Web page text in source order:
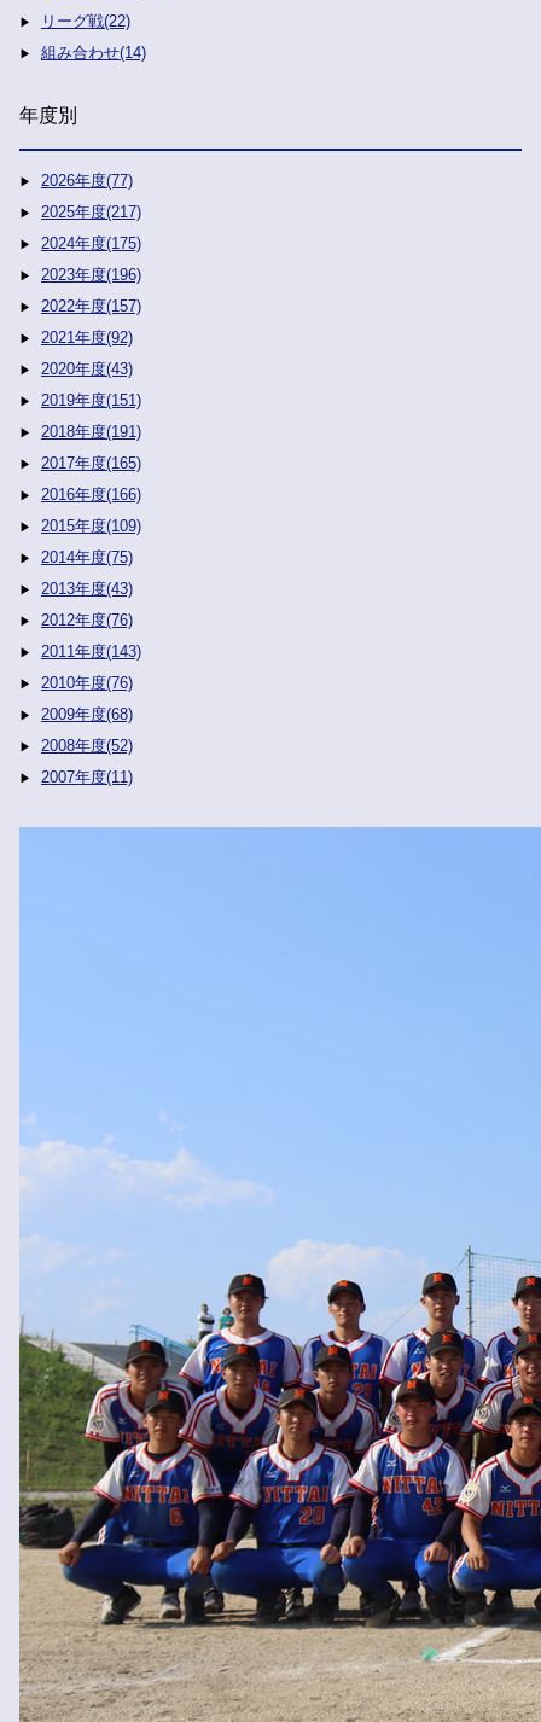
リーグ戦(22)
組み合わせ(14)
年度別
2026年度(77)
2025年度(217)
2024年度(175)
2023年度(196)
2022年度(157)
2021年度(92)
2020年度(43)
2019年度(151)
2018年度(191)
2017年度(165)
2016年度(166)
2015年度(109)
2014年度(75)
2013年度(43)
2012年度(76)
2011年度(143)
2010年度(76)
2009年度(68)
2008年度(52)
2007年度(11)